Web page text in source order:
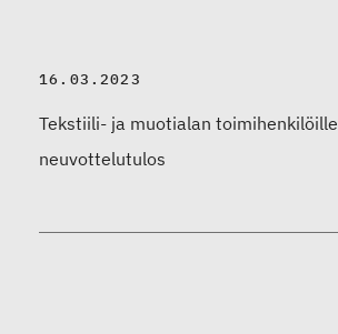
16.03.2023
Tekstiili- ja muotialan toimihenkilöille
neuvottelutulos